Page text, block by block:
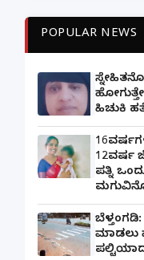
POPULAR NEWS
ಹಿಚುಕಿ
12ವರ್ಷ
ಪತ್ನಿ
ಮಾಡಲು